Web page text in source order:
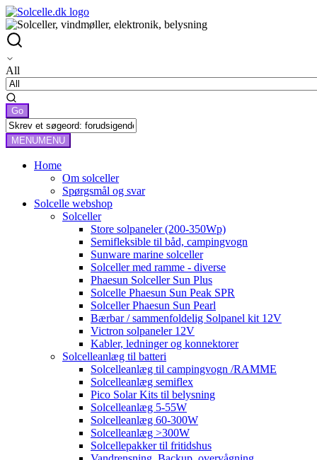
All
MENUMENU
Home
Om solceller
Spørgsmål og svar
Solcelle webshop
Solceller
Store solpaneler (200-350Wp)
Semifleksible til båd, campingvogn
Sunware marine solceller
Solceller med ramme - diverse
Phaesun Solceller Sun Plus
Solcelle Phaesun Sun Peak SPR
Solceller Phaesun Sun Pearl
Bærbar / sammenfoldelig Solpanel kit 12V
Victron solpaneler 12V
Kabler, ledninger og konnektorer
Solcelleanlæg til batteri
Solcelleanlæg til campingvogn /RAMME
Solcelleanlæg semiflex
Pico Solar Kits til belysning
Solcelleanlæg 5-55W
Solcelleanlæg 60-300W
Solcelleanlæg >300W
Solcellepakker til fritidshus